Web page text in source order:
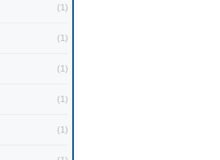
(1)
(1)
(1)
(1)
(1)